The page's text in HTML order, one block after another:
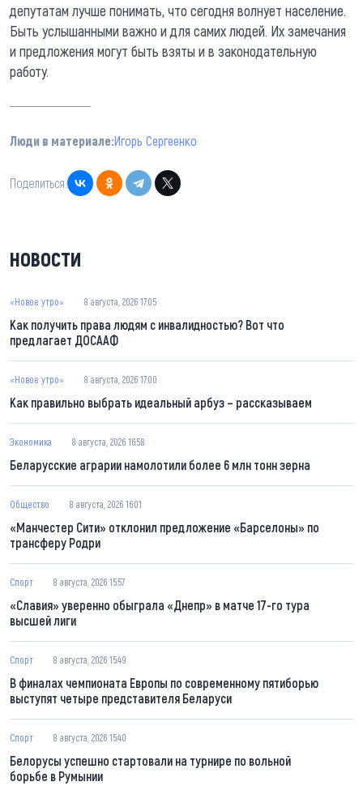
депутатам лучше понимать, что сегодня волнует население.
Быть услышанными важно и для самих людей. Их замечания
и предложения могут быть взяты и в законодательную
работу.
Люди в материале:Игорь Сергеенко
Поделиться:
НОВОСТИ
«Новое утро» 8 августа, 2026 17:05
Как получить права людям с инвалидностью? Вот что
предлагает ДОСААФ
«Новое утро» 8 августа, 2026 17:00
Как правильно выбрать идеальный арбуз – рассказываем
Экономика 8 августа, 2026 16:58
Беларусские аграрии намолотили более 6 млн тонн зерна
Общество 8 августа, 2026 16:01
«Манчестер Сити» отклонил предложение «Барселоны» по
трансферу Родри
Спорт 8 августа, 2026 15:57
«Славия» уверенно обыграла «Днепр» в матче 17-го тура
высшей лиги
Спорт 8 августа, 2026 15:49
В финалах чемпионата Европы по современному пятиборью
выступят четыре представителя Беларуси
Спорт 8 августа, 2026 15:40
Белорусы успешно стартовали на турнире по вольной
борьбе в Румынии